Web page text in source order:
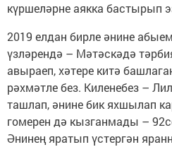
күршеләрне аякка бастырып
2019 елдан бирле әнине
үзләрендә – Мәтәскәдә
авыраеп, хәтере китә
рәхмәтле без. Киленебез –
ташлап, әнине бик яхшылап
гомерен дә кызганмады –
Әнинең яратып үстергән